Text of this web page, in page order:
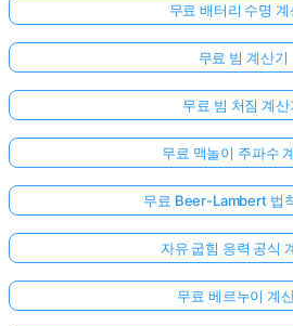
무료 배터리 수명 계
무료 빔 계산기
무료 빔 처짐 계산
무료 맥놀이 주파수
무료 Beer-Lambert 법
자유 굽힘 응력 공식
무료 베르누이 계